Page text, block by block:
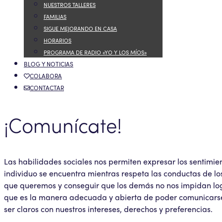
NUESTROS TALLERES
FAMILIAS
SIGUE MEJORANDO EN CASA
HORARIOS
PROGRAMA DE RADIO «YO Y LOS MÍOS»
BLOG Y NOTICIAS
COLABORA
CONTACTAR
¡Comunícate!
Las habilidades sociales nos permiten expresar los
individuo se encuentra mientras respeta las conductas de
que queremos y conseguir que los demás no nos impidan
que es la manera adecuada y abierta de poder
ser claros con nuestros intereses, derechos y preferencias.